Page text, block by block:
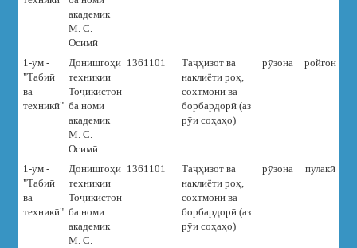
академик
М. С.
Осимӣ
1-ум -
"Табиӣ
ва
техникӣ"
Донишгоҳи
техникии
Тоҷикистон
ба номи
академик
М. С.
Осимӣ
1361101
Таҷҳизот ва
наклиёти роҳ,
сохтмонӣ ва
борбардорӣ (аз
рӯи соҳаҳо)
рӯзона ройгон
1-ум -
"Табиӣ
ва
техникӣ"
Донишгоҳи
техникии
Тоҷикистон
ба номи
академик
М. С.
1361101
Таҷҳизот ва
наклиёти роҳ,
сохтмонӣ ва
борбардорӣ (аз
рӯи соҳаҳо)
рӯзона пулакӣ